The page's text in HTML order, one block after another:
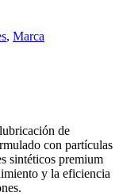
, Marca
de
con partículas
sintéticos premium
y la eficiencia